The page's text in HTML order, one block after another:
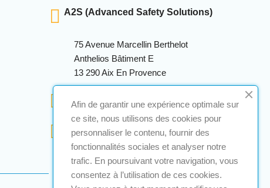
A2S (Advanced Safety Solutions)
75 Avenue Marcellin Berthelot
Anthelios Bâtiment E
13 290 Aix En Provence
Afin de garantir une expérience optimale sur
ce site, nous utilisons des cookies pour
personnaliser le contenu, fournir des
fonctionnalités sociales et analyser notre
trafic. En poursuivant votre navigation, vous
consentez à l’utilisation de ces cookies.